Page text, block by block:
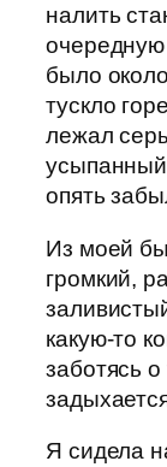
налить
очередную
было
тускло
лежал
опять
Из моей
громкий,
какую-то
заботясь
Я сидела